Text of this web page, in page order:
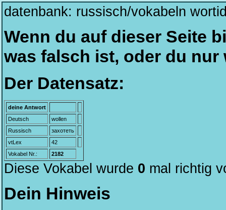
datenbank: russisch/vokabeln
Wenn du auf dieser Seite
was falsch ist, oder du nur
Der Datensatz:
deine Antwort
Deutsch
wollen
Russisch
захотеть
vtLex
42
Vokabel Nr.:
2182
Diese Vokabel wurde 0 mal richtig
Dein Hinweis